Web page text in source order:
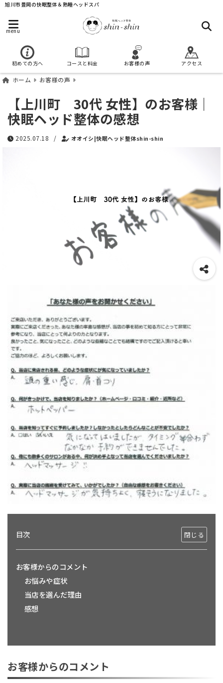
旭川市豊岡の快眠整体＆熟睡ヘッドスパ
menu
初めての方へ コースと料金 お客様の声 アクセス
ホーム お客様の声
【上川町 30代 女性】のお客様｜
快眠ヘッド整体の感想
2025.07.18 / オオイシ|快眠ヘッド整体shin-shin
目次
お客様からのコメント
お悩みや症状
当店を選んだ理由
感想
お客様からのコメント